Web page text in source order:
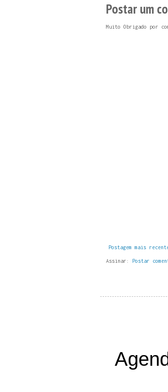
Postar um
Muito Obrigado por
Postagem mais
Assinar: Postar